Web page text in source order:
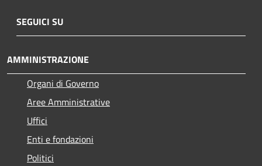
SEGUICI SU
AMMINISTRAZIONE
Organi di Governo
Aree Amministrative
Uffici
Enti e fondazioni
Politici